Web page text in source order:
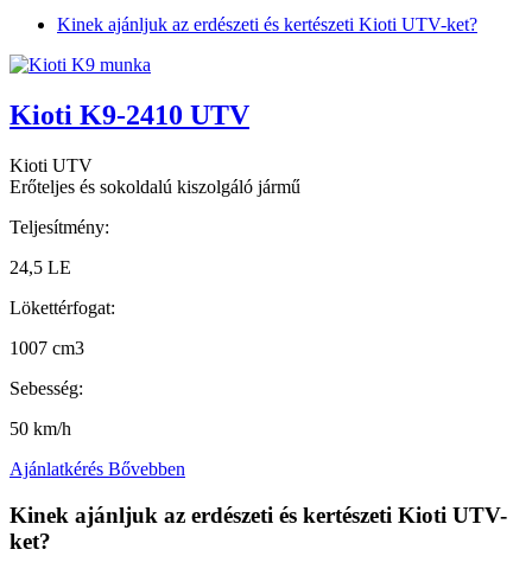
Kinek ajánljuk az erdészeti és kertészeti Kioti UTV-ket?
Kioti K9-2410 UTV
Kioti UTV
Erőteljes és sokoldalú kiszolgáló jármű
Teljesítmény:
24,5 LE
Lökettérfogat:
1007 cm3
Sebesség:
50 km/h
Ajánlatkérés Bővebben
Kinek ajánljuk az erdészeti és kertészeti Kioti UTV-
ket?